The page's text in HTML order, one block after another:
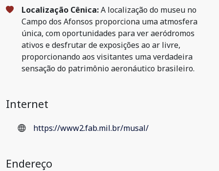
Localização Cênica:A localização do museu no
Campo dos Afonsos proporciona uma atmosfera
única, com oportunidades para ver aeródromos
ativos e desfrutar de exposições ao ar livre,
proporcionando aos visitantes uma verdadeira
sensação do patrimônio aeronáutico brasileiro.
Internet
https://www2.fab.mil.br/musal/
Endereço